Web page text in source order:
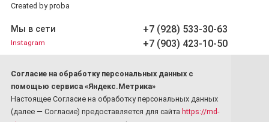
Cогласие на обработку персональных данных с
помощью сервиса «Яндекс.Метрика»
Настоящее Согласие на обработку персональных данных
(далее — Согласие) предоставляется для сайта https://md-
Created by proba
+7 (928) 533-30-63
+7 (903) 423-10-50
Мы в сети
Instagram
Принимаем платежи